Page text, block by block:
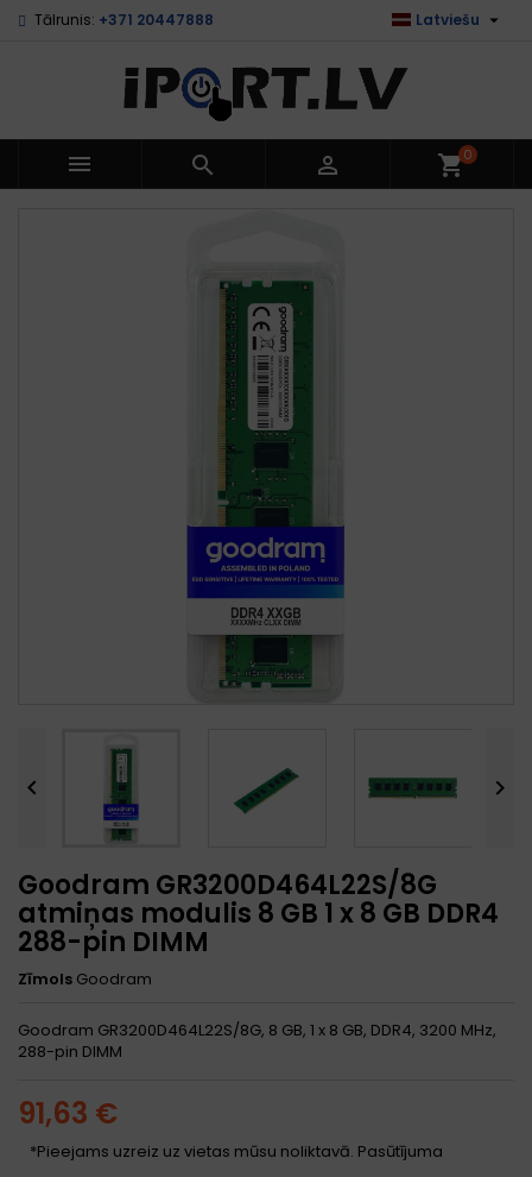
Tālrunis: +371 20447888 Latviešu 
   shopping_cart0
 
Goodram GR3200D464L22S/8G
atmiņas modulis 8 GB 1 x 8 GB DDR4
288-pin DIMM
Zīmols Goodram
Goodram GR3200D464L22S/8G, 8 GB, 1 x 8 GB, DDR4, 3200 MHz,
288-pin DIMM
91,63 €
*Pieejams uzreiz uz vietas mūsu noliktavā. Pasūtījuma